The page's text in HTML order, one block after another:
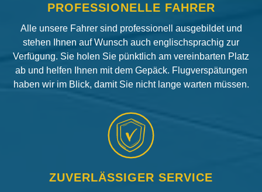
PROFESSIONELLE FAHRER
Alle unsere Fahrer sind professionell ausgebildet und
stehen Ihnen auf Wunsch auch englischsprachig zur
Verfügung. Sie holen Sie pünktlich am vereinbarten Platz
ab und helfen Ihnen mit dem Gepäck. Flugverspätungen
haben wir im Blick, damit Sie nicht lange warten müssen.
ZUVERLÄSSIGER SERVICE